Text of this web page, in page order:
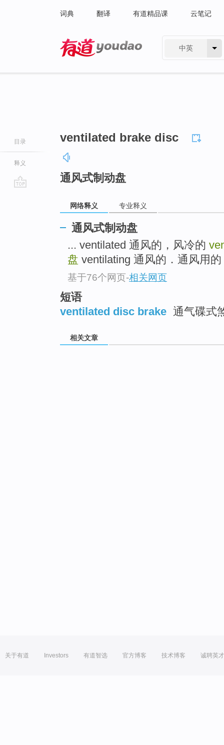
词典 翻译 有道精品课 云笔记
中英
目录
释义
ventilated brake disc
通风式制动盘
网络释义 专业释义
通风式制动盘
... ventilated 通风的，风冷的
盘 ventilating 通风的．通风用的
基于76个网页-相关网页
短语
ventilated disc brake 通气碟式
相关文章
关于有道 Investors 有道智选 官方博客 技术博客 诚聘英才